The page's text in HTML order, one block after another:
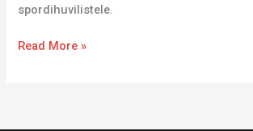
spordihuvilistele.
Read More »